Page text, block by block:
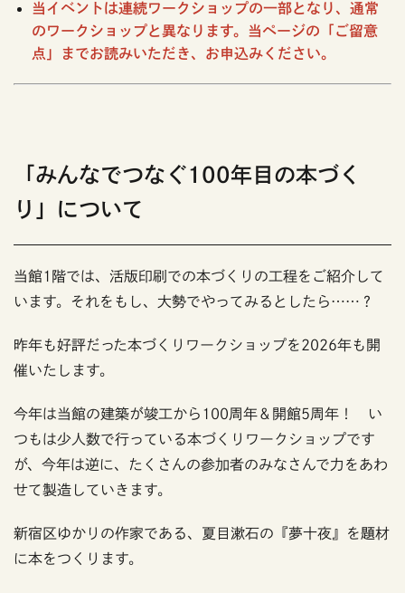
当イベントは連続ワークショップの一部となり、通常
のワークショップと異なります。当ページの「ご留意
点」までお読みいただき、お申込みください。
「みんなでつなぐ100年目の本づく
り」について
当館1階では、活版印刷での本づくりの工程をご紹介して
います。それをもし、大勢でやってみるとしたら……？
昨年も好評だった本づくりワークショップを2026年も開
催いたします。
今年は当館の建築が竣工から100周年＆開館5周年！ い
つもは少人数で行っている本づくりワークショップです
が、今年は逆に、たくさんの参加者のみなさんで力をあわ
せて製造していきます。
新宿区ゆかりの作家である、夏目漱石の『夢十夜』を題材
に本をつくります。